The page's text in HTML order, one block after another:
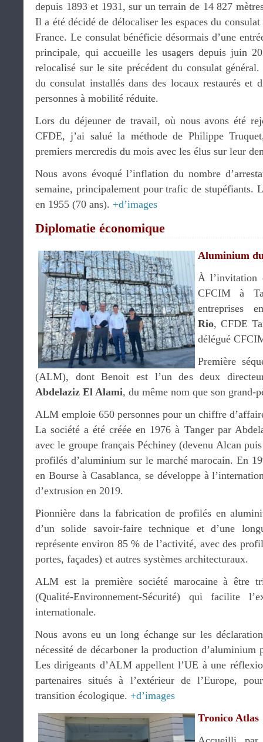
depuis 1893 et 1931, sur un terrain de 14 827
Il a été décidé de délocaliser les espaces du
France. Le consulat bénéficie désormais d’une
principale, qui accueille les usagers depuis juin
relocalisé sur le site précédent du consulat général.
du consulat installés dans des locaux restaurés et
personnes à mobilité réduite.
Lors du déjeuner de travail, où nous avons été
CFDE, j’ai salué la méthode de Philippe
premiers mercredis du mois avec les élus sur leur
Nous avons évoqué l’inflation du nombre
semaine, principalement pour trafic de stupéfiants.
en 1955 (70 ans). +d’images
Diplomatie économique
Aluminium
À
CFCIM à
entreprises
Rio, CFDE
délégué
Première
(ALM), dont Benoit est l’un des deux
Abdelaziz El Alami, du même nom que son grand-
ALM emploie 650 personnes pour un chiffre
La société a été créée en 1976 à Tanger par
avec le groupe français Péchiney (devenu Alcan
profilés d’aluminium sur le marché marocain. En
en Bourse à Casablanca, se développe à
d’extrusion en 2019.
Pionnière dans la fabrication de profilés en
d’un solide savoir-faire technique et d’une
représente environ 85 % de l’activité, avec des
portes, façades) et autres systèmes architecturaux.
ALM est la première société marocaine à être
(Qualité-Environnement-Sécurité) qui facilite
internationale.
Nous avons eu un long échange sur les
nécessité de décarboner la production d’aluminium
Les dirigeants d’ALM appellent l’UE à une
partenaires situés à l’extérieur de l’Europe,
transition écologique. +d’images
Tronico Atlas